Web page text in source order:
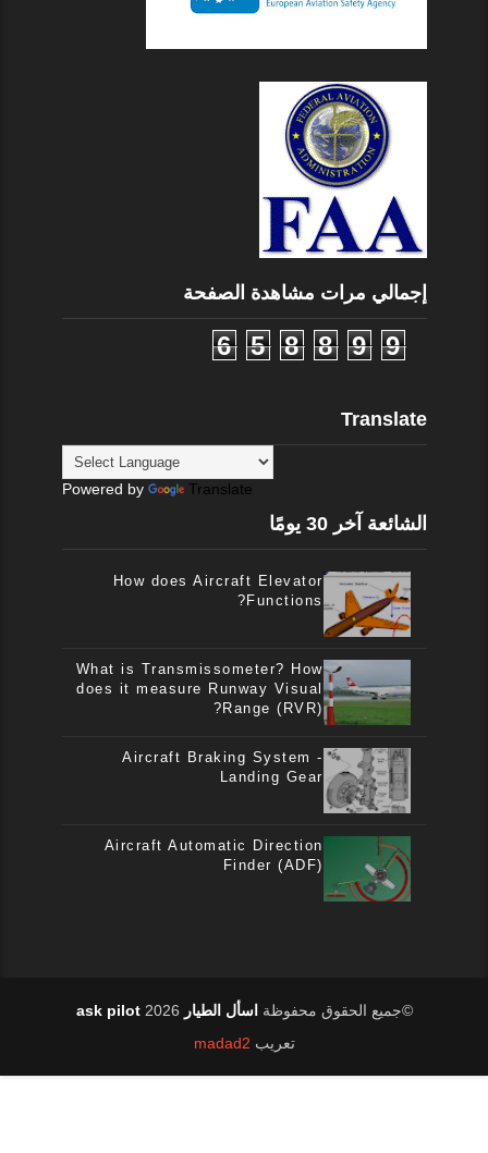
إجمالي مرات مشاهدة الصفحة
6 5 8 8 9 9
Translate
Powered by Translate
الشائعة آخر 30 يومًا
How does Aircraft Elevator
Functions?
What is Transmissometer? How
does it measure Runway Visual
Range (RVR)?
Aircraft Braking System -
Landing Gear
Aircraft Automatic Direction
Finder (ADF)
©جميع الحقوق محفوظة اسأل الطيار ask pilot 2026
تعريب madad2